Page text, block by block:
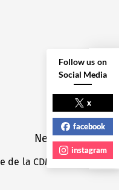
Next
Next
de la CDMX
NEXT POST
Follow us on
Social Media
x
facebook
instagram